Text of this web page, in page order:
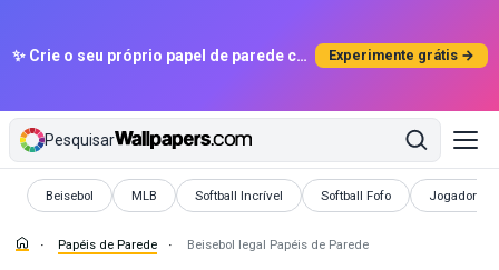
✨ Crie o seu próprio papel de parede com IA Experimente grátis →
Pesquisar
Beisebol
Papéis de ParedeMLB
Papéis de ParedeSoftball Incrível
Papéis de Parede Softball Fofo
Papéis de Parede Jogadores
Papéis de
Papéis de Parede Beisebol legal Papéis de Parede